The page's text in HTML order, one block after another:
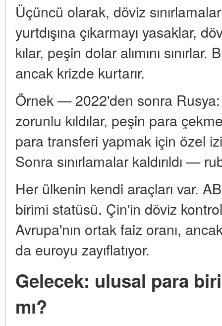
Üçüncü olarak, döviz
yurtdışına çıkarmayı yasaklar,
kılar, peşin dolar alımını
ancak krizde kurtarır.
Örnek — 2022'den sonra
zorunlu kıldılar, peşin para
para transferi yapmak için özel
Sonra sınırlamalar kaldırıldı —
Her ülkenin kendi araçları var.
birimi statüsü. Çin'in döviz
Avrupa'nın ortak faiz oranı,
da euroyu zayıflatıyor.
Gelecek: ulusal para
mı?